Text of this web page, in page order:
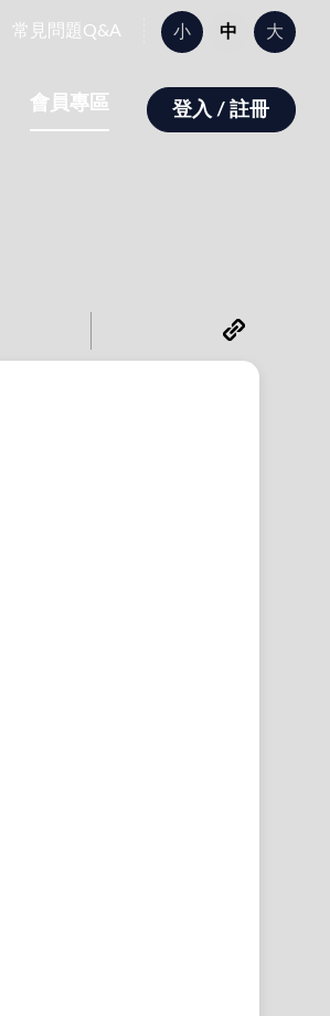
常見問題Q&A
字
型
小：
小 中 大
會員專區 登入 / 註冊